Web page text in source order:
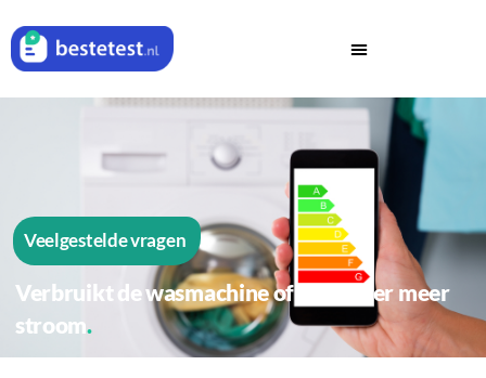
Veelgestelde vragen
Verbruikt de wasmachine of de droger meer
stroom